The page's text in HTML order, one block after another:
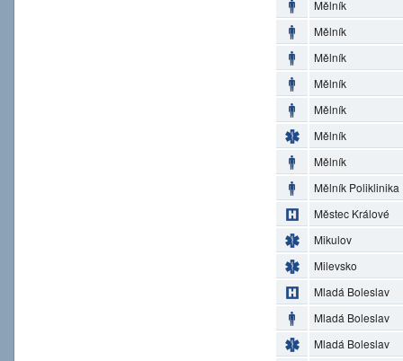
Mělník
Mělník
Mělník
Mělník
Mělník
Mělník
Mělník
Mělník Poliklinika
Městec Králové
Mikulov
Milevsko
Mladá Boleslav
Mladá Boleslav
Mladá Boleslav